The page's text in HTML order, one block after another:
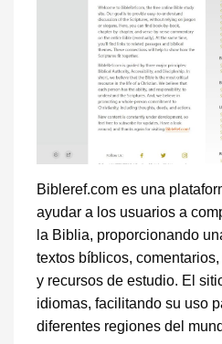
Bibleref.com es una
ayudar a los usuarios a
la Biblia, proporcionando
textos bíblicos,
y recursos de estudio. El
idiomas, facilitando su uso
diferentes regiones del